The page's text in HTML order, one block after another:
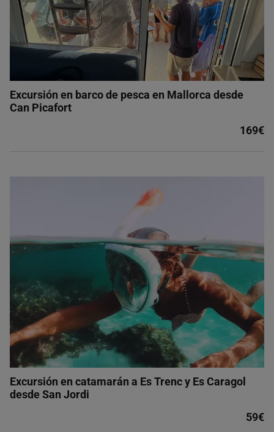
Excursión en barco de pesca en Mallorca desde
Can Picafort
169€
Excursión en catamarán a Es Trenc y Es Caragol
desde San Jordi
59€